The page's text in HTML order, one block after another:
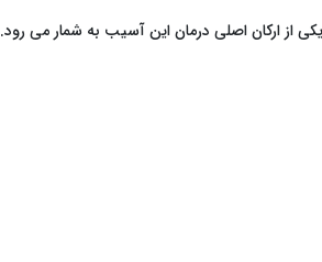
از ارکان اصلی درمان این آسیب به شمار می ‌رود.